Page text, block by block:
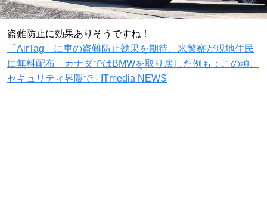
盗難防止に効果ありそうですね！
「AirTag」に車の盗難防止効果を期待、米警察が現地住民
に無料配布 カナダではBMWを取り戻した例も：この頃、
セキュリティ界隈で - ITmedia NEWS